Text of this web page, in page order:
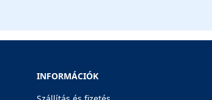
INFORMÁCIÓK